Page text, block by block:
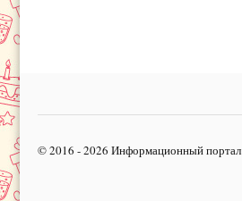
© 2016 - 2026 Информационный портал